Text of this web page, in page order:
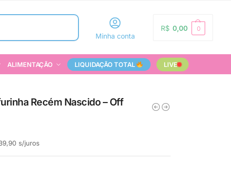
Pesquisar
Minha conta
R$ 0,00 0
ALIMENTAÇÃO LIQUIDAÇÃO TOTAL LIVE
Recém Nascido – Off
s/juros